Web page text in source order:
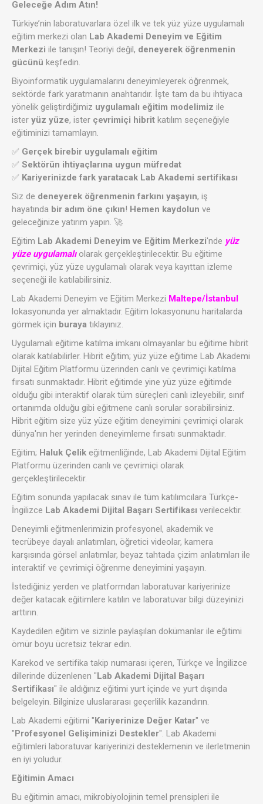
Geleceğe Adım Atın!
Türkiye’nin laboratuvarlara özel ilk ve tek yüz yüze uygulamalı
eğitim merkezi olan Lab Akademi Deneyim ve Eğitim
Merkezi ile tanışın! Teoriyi değil, deneyerek öğrenmenin
gücünü keşfedin.
Biyoinformatik uygulamalarını deneyimleyerek öğrenmek,
sektörde fark yaratmanın anahtarıdır. İşte tam da bu ihtiyaca
yönelik geliştirdiğimiz uygulamalı eğitim modelimiz ile
ister yüz yüze, ister çevrimiçi hibrit katılım seçeneğiyle
eğitiminizi tamamlayın.
✅ Gerçek birebir uygulamalı eğitim
✅ Sektörün ihtiyaçlarına uygun müfredat
✅ Kariyerinizde fark yaratacak Lab Akademi sertifikası
Siz de deneyerek öğrenmenin farkını yaşayın, iş
hayatında bir adım öne çıkın! Hemen kaydolun ve
geleceğinize yatırım yapın. 🚀
Eğitim Lab Akademi Deneyim ve Eğitim Merkezi'nde yüz
yüze uygulamalı olarak gerçekleştirilecektir. Bu eğitime
çevrimiçi, yüz yüze uygulamalı olarak veya kayıttan izleme
seçeneği ile katılabilirsiniz.
Lab Akademi Deneyim ve Eğitim Merkezi Maltepe/İstanbul
lokasyonunda yer almaktadır. Eğitim lokasyonunu haritalarda
görmek için buraya tıklayınız.
Uygulamalı eğitime katılma imkanı olmayanlar bu eğitime hibrit
olarak katılabilirler. Hibrit eğitim; yüz yüze eğitime Lab Akademi
Dijital Eğitim Platformu üzerinden canlı ve çevrimiçi katılma
fırsatı sunmaktadır. Hibrit eğitimde yine yüz yüze eğitimde
olduğu gibi interaktif olarak tüm süreçleri canlı izleyebilir, sınıf
ortanımda olduğu gibi eğitmene canlı sorular sorabilirsiniz.
Hibrit eğitim size yüz yüze eğitim deneyimini çevrimiçi olarak
dünya'nın her yerinden deneyimleme fırsatı sunmaktadır.
Eğitim; Haluk Çelik eğitmenliğinde, Lab Akademi Dijital Eğitim
Platformu üzerinden canlı ve çevrimiçi olarak
gerçekleştirilecektir.
Eğitim sonunda yapılacak sınav ile tüm katılımcılara Türkçe-
İngilizce Lab Akademi Dijital Başarı Sertifikası verilecektir.
Deneyimli eğitmenlerimizin profesyonel, akademik ve
tecrübeye dayalı anlatımları, öğretici videolar, kamera
karşısında görsel anlatımlar, beyaz tahtada çizim anlatımları ile
interaktif ve çevrimiçi öğrenme deneyimini yaşayın.
İstediğiniz yerden ve platformdan laboratuvar kariyerinize
değer katacak eğitimlere katılın ve laboratuvar bilgi düzeyinizi
arttırın.
Kaydedilen eğitim ve sizinle paylaşılan dokümanlar ile eğitimi
ömür boyu ücretsiz tekrar edin.
Karekod ve sertifika takip numarası içeren, Türkçe ve İngilizce
dillerinde düzenlenen "Lab Akademi Dijital Başarı
Sertifikası" ile aldığınız eğitimi yurt içinde ve yurt dışında
belgeleyin. Bilginize uluslararası geçerlilik kazandırın.
Lab Akademi eğitimi "Kariyerinize Değer Katar" ve
"Profesyonel Gelişiminizi Destekler". Lab Akademi
eğitimleri laboratuvar kariyerinizi desteklemenin ve ilerletmenin
en iyi yoludur.
Eğitimin Amacı
Bu eğitimin amacı, mikrobiyolojinin temel prensipleri ile